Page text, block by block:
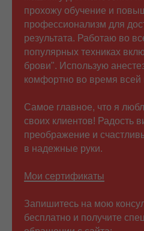
прохожу обучение и
профессионализм для
результата. Работаю во
популярных техниках
брови". Использую
комфортно во время всей
Самое главное, что я
своих клиентов! Радость
преображение и
в надежные руки.
Мои сертификаты
Запишитесь на мою
бесплатно и получите